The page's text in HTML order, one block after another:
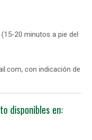
20 minutos a pie del
con indicación de
disponibles en: